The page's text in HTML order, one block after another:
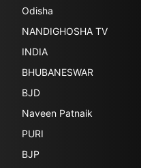
Odisha
NANDIGHOSHA TV
INDIA
BHUBANESWAR
BJD
Naveen Patnaik
PURI
BJP